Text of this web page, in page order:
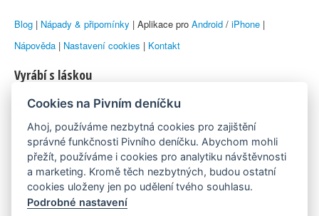
Blog | Nápady & připomínky | Aplikace pro Android / iPhone |
Nápověda | Nastavení cookies | Kontakt
Vyrábí s láskou
© 2010–2026 byLukáš Zemanaka Emka
Máme rádi
Pivní.info
Poznámka pod čarou
Cookies na Pivním deníčku
Ahoj, používáme nezbytná cookies pro zajištění
správné funkčnosti Pivního deníčku. Abychom mohli
přežít, používáme i cookies pro analytiku návštěvnosti
a marketing. Kromě těch nezbytných, budou ostatní
cookies uloženy jen po udělení tvého souhlasu.
Podrobné nastavení